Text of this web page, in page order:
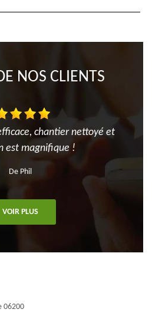
NOS CLIENTS
chantier nettoyé et
est magnifique !
De Phil
VOIR PLUS
06200